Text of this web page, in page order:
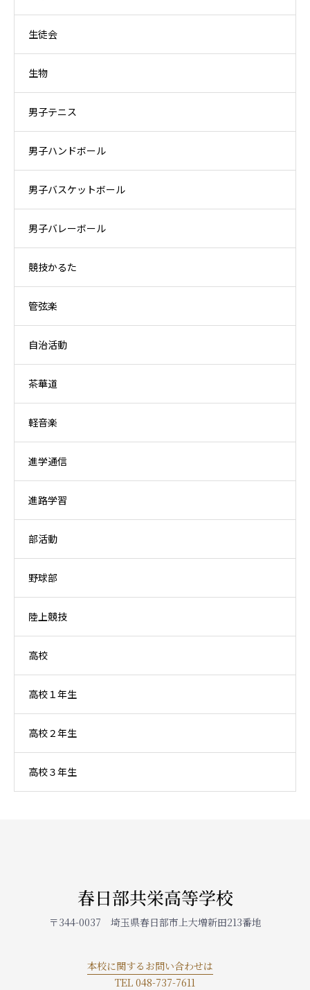
生徒会
生物
男子テニス
男子ハンドボール
男子バスケットボール
男子バレーボール
競技かるた
管弦楽
自治活動
茶華道
軽音楽
進学通信
進路学習
部活動
野球部
陸上競技
高校
高校１年生
高校２年生
高校３年生
春日部共栄高等学校
〒344-0037 埼玉県春日部市上大増新田213番地
本校に関するお問い合わせは
TEL 048-737-7611